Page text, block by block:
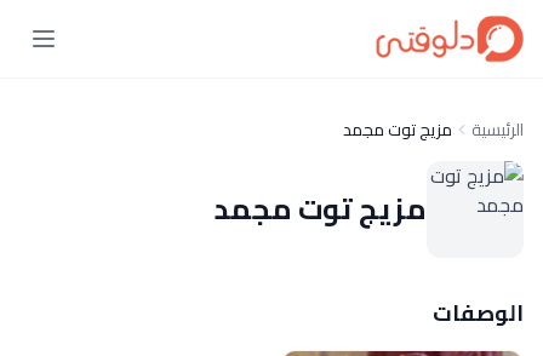
الرئيسية مزيج توت مجمد
مزيج توت مجمد
الوصفات